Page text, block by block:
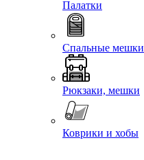
Палатки
Спальные мешки
Рюкзаки, мешки
Коврики и хобы